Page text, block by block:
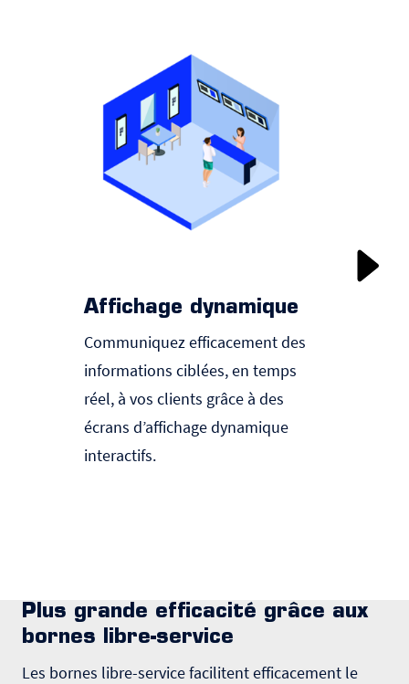
Affichage dynamique
Communiquez efficacement des
informations ciblées, en temps
réel, à vos clients grâce à des
écrans d’affichage dynamique
interactifs.
Plus grande efficacité grâce aux
bornes libre-service
Les bornes libre-service facilitent efficacement le